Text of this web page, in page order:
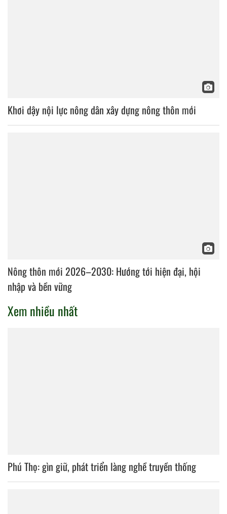
Khơi dậy nội lực nông dân xây dựng nông thôn mới
Nông thôn mới 2026–2030: Hướng tới hiện đại, hội
nhập và bền vững
Xem nhiều nhất
Phú Thọ: gìn giữ, phát triển làng nghề truyền thống